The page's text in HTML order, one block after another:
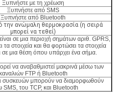
Ξυπνήστε με τη χρέωση
Ξυπνήστε από SMS
Ξυπνήστε από Bluetooth
την ανώμαλη θερμοκρασία (η σειρά
μπορεί να τεθεί)
σε μια περιοχή σημάτων αριθ. GPRS,
στοιχεία και θα φορτώσει τα στοιχεία
σε μια θέση όπου υπάρχει ένα σήμα.
να αναβαθμιστεί μακρινά μέσω των
FTP ή Bluetooth
συσκευών μπορούν να διαμορφωθούν
SMS, του TCP, και Bluetooth